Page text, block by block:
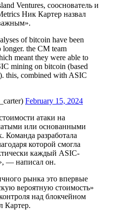
Ventures, сооснователь и
Ник Картер назвал
of bitcoin have been
the CM team
meant they were able to
mining on bitcoin (based
this, combined with ASIC
February 15, 2024
атаки на
или основанными
Команда разработала
которой смогла
каждый ASIC-
— написал он.
рынка это впервые
вероятную стоимость»
над блокчейном
Картер.